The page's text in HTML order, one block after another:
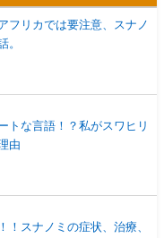
フリカでは要注意、スナノ
。
トな言語！？私がスワヒリ
由
！スナノミの症状、治療、